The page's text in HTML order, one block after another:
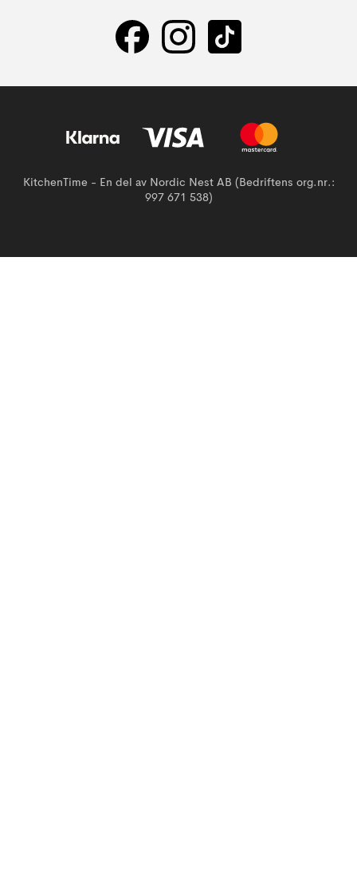
KitchenTime - En del av Nordic Nest AB (Bedriftens org.nr.:
997 671 538)